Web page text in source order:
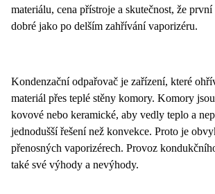
materiálu, cena přístroje a skutečnost, že
dobré jako po delším zahřívání vaporizéru.
Kondenzační odpařovač je zařízení, které
materiál přes teplé stěny komory. Komory
kovové nebo keramické, aby vedly teplo a
jednodušší řešení než konvekce. Proto je
přenosných vaporizérech. Provoz
také své výhody a nevýhody.